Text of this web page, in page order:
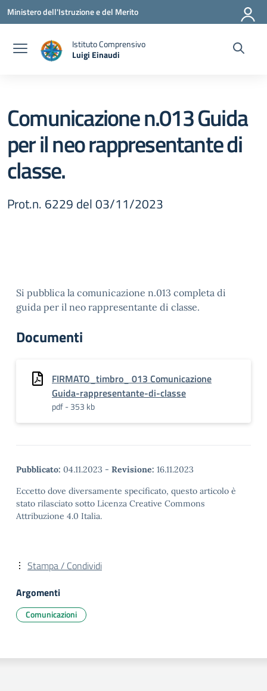
Vai ai contenuti
Vai al menu di navigazione
Vai al footer
Ministero dell'Istruzione e del Merito
Istituto Comprensivo
Luigi Einaudi
— Visita la pagina iniziale della scuola
Comunicazione n.013 Guida
per il neo rappresentante di
classe.
Prot.n. 6229 del 03/11/2023
Si pubblica la comunicazione n.013 completa di
guida per il neo rappresentante di classe.
Documenti
FIRMATO_timbro_ 013 Comunicazione
Guida-rappresentante-di-classe
pdf - 353 kb
Pubblicato: 04.11.2023 - Revisione: 16.11.2023
Eccetto dove diversamente specificato, questo articolo è
stato rilasciato sotto Licenza Creative Commons
Attribuzione 4.0 Italia.
Stampa / Condividi
Argomenti
Comunicazioni